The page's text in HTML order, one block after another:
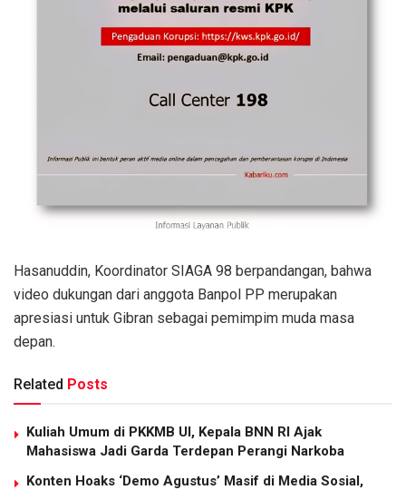
Hasanuddin, Koordinator SIAGA 98 berpandangan, bahwa
video dukungan dari anggota Banpol PP merupakan
apresiasi untuk Gibran sebagai pemimpim muda masa
depan.
Related Posts
Kuliah Umum di PKKMB UI, Kepala BNN RI Ajak
Mahasiswa Jadi Garda Terdepan Perangi Narkoba
Konten Hoaks ‘Demo Agustus’ Masif di Media Sosial,